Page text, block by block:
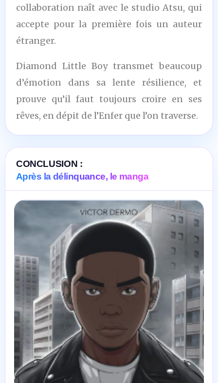
collaboration naît avec le studio Atsu, qui
accepte pour la première fois un auteur
étranger.
Diamond Little Boy transmet beaucoup
d’émotion dans sa lente résilience, et
prouve qu’il faut toujours croire en ses
rêves, en dépit de l’Enfer que l’on traverse.
CONCLUSION :
Après la délinquance, le manga